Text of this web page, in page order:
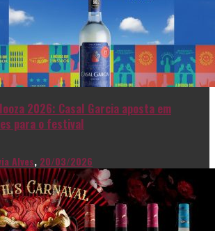
2026: Casal Garcia aposta em
para o festival
Alves, 20/03/2026